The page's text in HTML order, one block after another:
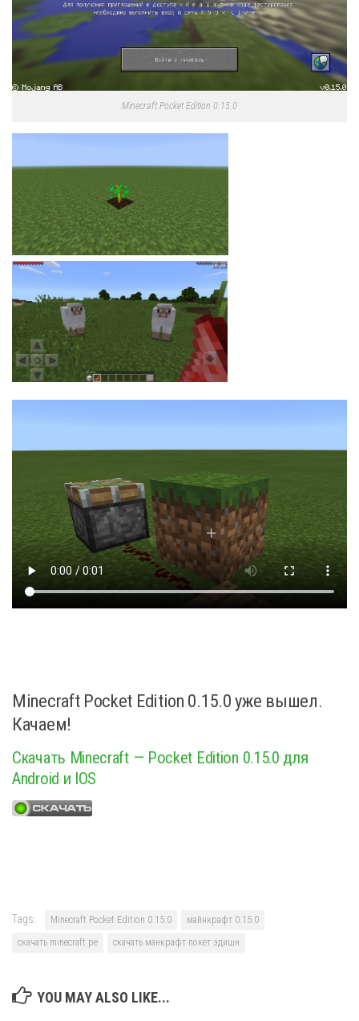
Minecraft Pocket Edition 0.15.0
Minecraft Pocket Edition 0.15.0 уже вышел.
Качаем!
Скачать Minecraft — Pocket Edition 0.15.0 для
Android и IOS
Tags: Minecraft Pocket Edition 0.15.0
майнкрафт 0.15.0
скачать minecraft pe
скачать манкрафт покет эдишн
YOU MAY ALSO LIKE...